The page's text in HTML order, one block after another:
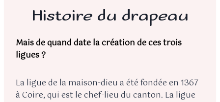
Histoire du drapeau
Mais de quand date la création de ces trois
ligues ?
La ligue de la maison-dieu a été fondée en 1367
à Coire, qui est le chef-lieu du canton. La ligue